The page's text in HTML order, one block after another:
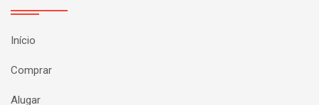
Início
Comprar
Alugar